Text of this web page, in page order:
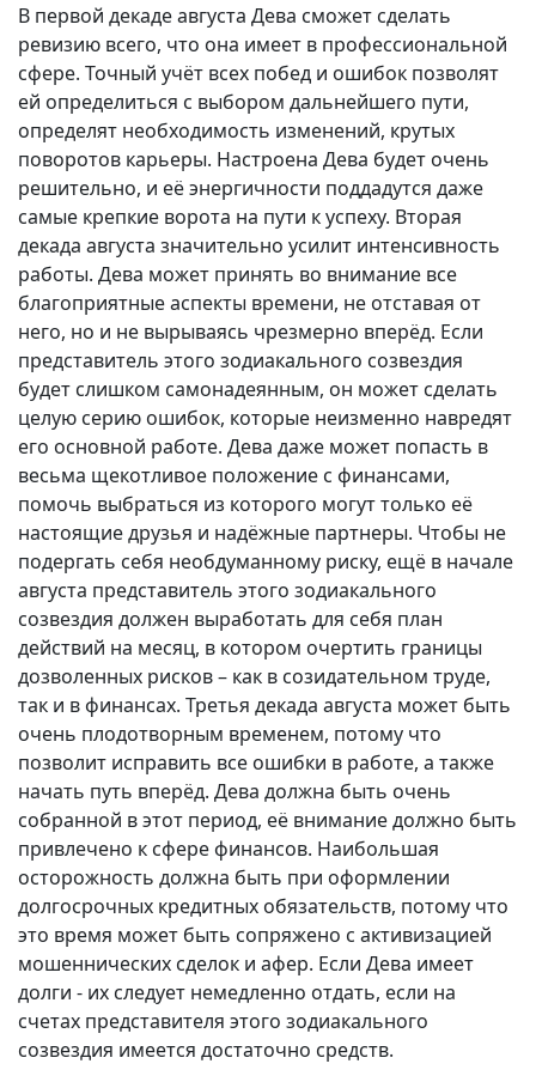
В первой декаде августа Дева сможет сделать
ревизию всего, что она имеет в профессиональной
сфере. Точный учёт всех побед и ошибок позволят
ей определиться с выбором дальнейшего пути,
определят необходимость изменений, крутых
поворотов карьеры. Настроена Дева будет очень
решительно, и её энергичности поддадутся даже
самые крепкие ворота на пути к успеху. Вторая
декада августа значительно усилит интенсивность
работы. Дева может принять во внимание все
благоприятные аспекты времени, не отставая от
него, но и не вырываясь чрезмерно вперёд. Если
представитель этого зодиакального созвездия
будет слишком самонадеянным, он может сделать
целую серию ошибок, которые неизменно навредят
его основной работе. Дева даже может попасть в
весьма щекотливое положение с финансами,
помочь выбраться из которого могут только её
настоящие друзья и надёжные партнеры. Чтобы не
подергать себя необдуманному риску, ещё в начале
августа представитель этого зодиакального
созвездия должен выработать для себя план
действий на месяц, в котором очертить границы
дозволенных рисков – как в созидательном труде,
так и в финансах. Третья декада августа может быть
очень плодотворным временем, потому что
позволит исправить все ошибки в работе, а также
начать путь вперёд. Дева должна быть очень
собранной в этот период, её внимание должно быть
привлечено к сфере финансов. Наибольшая
осторожность должна быть при оформлении
долгосрочных кредитных обязательств, потому что
это время может быть сопряжено с активизацией
мошеннических сделок и афер. Если Дева имеет
долги - их следует немедленно отдать, если на
счетах представителя этого зодиакального
созвездия имеется достаточно средств.